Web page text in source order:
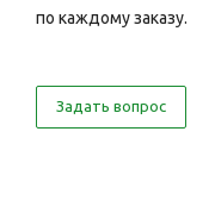
по каждому заказу.
Задать вопрос